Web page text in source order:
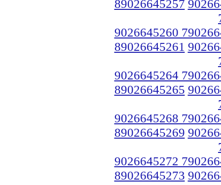
89026645257
9026645260
89026645261
9026645264
89026645265
9026645268
89026645269
9026645272
89026645273